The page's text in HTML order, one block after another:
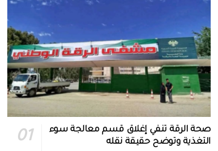
صحة الرقة تنفي إغلاق قسم معالجة سوء
التغذية وتوضح حقيقة نقله